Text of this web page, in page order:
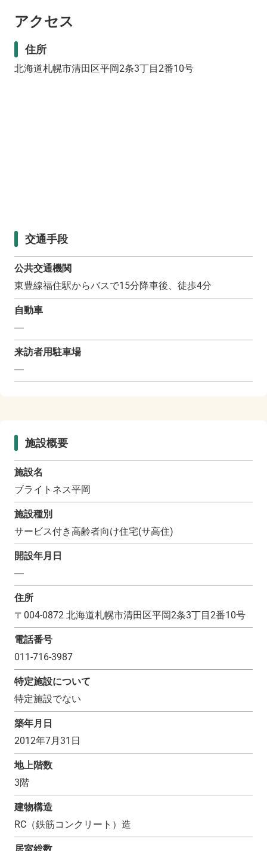
アクセス
住所
北海道札幌市清田区平岡2条3丁目2番10号
交通手段
公共交通機関
東豊線福住駅からバスで15分降車後、徒歩4分
自動車
―
来訪者用駐車場
―
施設概要
施設名
ブライトネス平岡
施設種別
サービス付き高齢者向け住宅(サ高住)
開設年月日
―
住所
〒 004-0872 北海道札幌市清田区平岡2条3丁目2番10号
電話番号
011-716-3987
特定施設について
特定施設でない
築年月日
2012年7月31日
地上階数
3階
建物構造
RC（鉄筋コンクリート）造